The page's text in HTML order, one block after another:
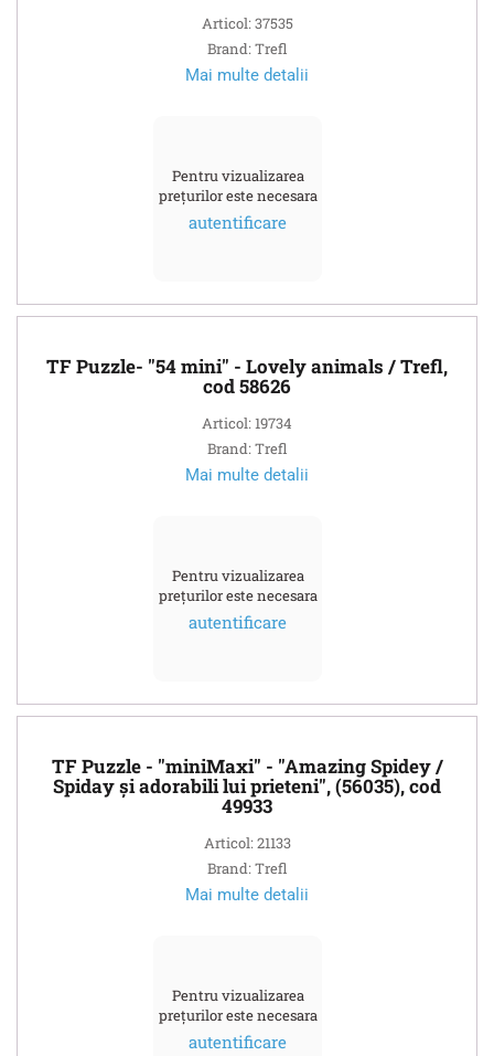
Articol: 37535
Brand: Trefl
Mai multe detalii
Pentru vizualizarea
prețurilor este necesara
autentificare
TF Puzzle- "54 mini" - Lovely animals / Trefl,
cod 58626
Articol: 19734
Brand: Trefl
Mai multe detalii
Pentru vizualizarea
prețurilor este necesara
autentificare
TF Puzzle - "miniMaxi" - "Amazing Spidey /
Spiday și adorabili lui prieteni", (56035), cod
49933
Articol: 21133
Brand: Trefl
Mai multe detalii
Pentru vizualizarea
prețurilor este necesara
autentificare